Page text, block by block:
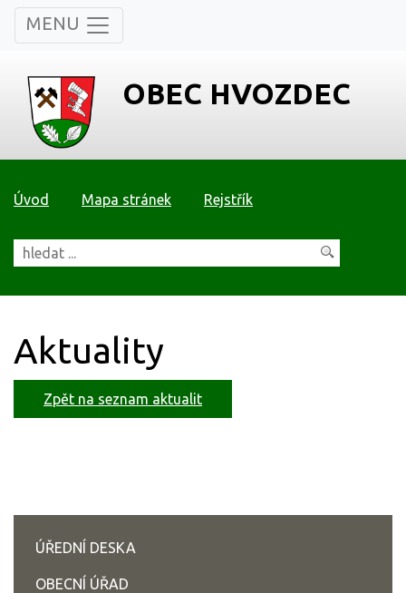
MENU
OBEC HVOZDEC
Úvod Mapa stránek Rejstřík
Aktuality
Zpět na seznam aktualit
ÚŘEDNÍ DESKA
OBECNÍ ÚŘAD